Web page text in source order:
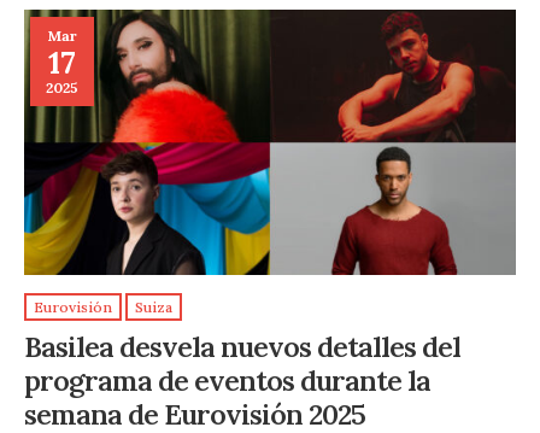
Mar
17
2025
Eurovisión Suiza
Basilea desvela nuevos detalles del
programa de eventos durante la
semana de Eurovisión 2025